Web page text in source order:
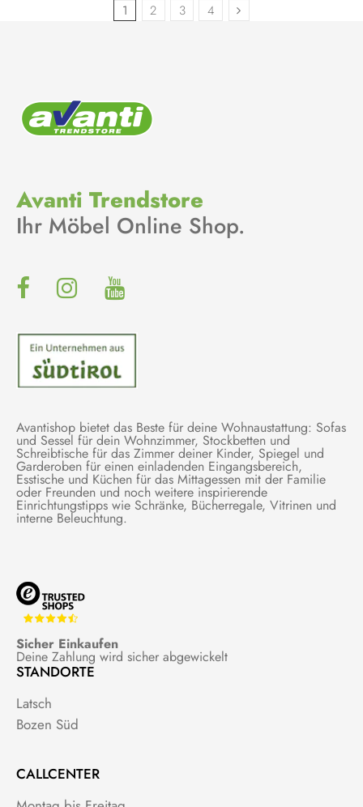
1 2 3 4
Avanti Trendstore
Ihr Möbel Online Shop.
Avantishop bietet das Beste für deine Wohnaustattung: Sofas
und Sessel für dein Wohnzimmer, Stockbetten und
Schreibtische für das Zimmer deiner Kinder, Spiegel und
Garderoben für einen einladenden Eingangsbereich,
Esstische und Küchen für das Mittagessen mit der Familie
oder Freunden und noch weitere inspirierende
Einrichtungstipps wie Schränke, Bücherregale, Vitrinen und
interne Beleuchtung.
Sicher Einkaufen
Deine Zahlung wird sicher abgewickelt
STANDORTE
Latsch
Bozen Süd
CALLCENTER